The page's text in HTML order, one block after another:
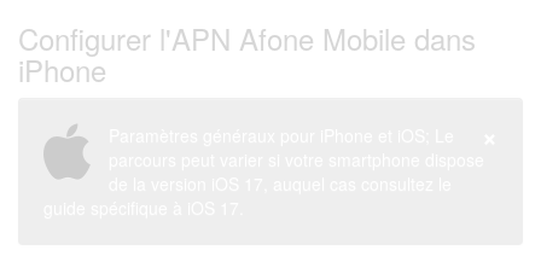
Configurer l'APN Afone Mobile dans
iPhone